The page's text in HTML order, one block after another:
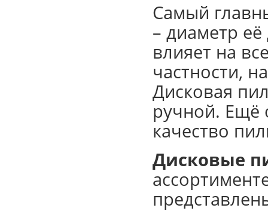
Самый
– диаметр
влияет на
частности,
Дисковая
ручной. Ещё
качество
Дисковые